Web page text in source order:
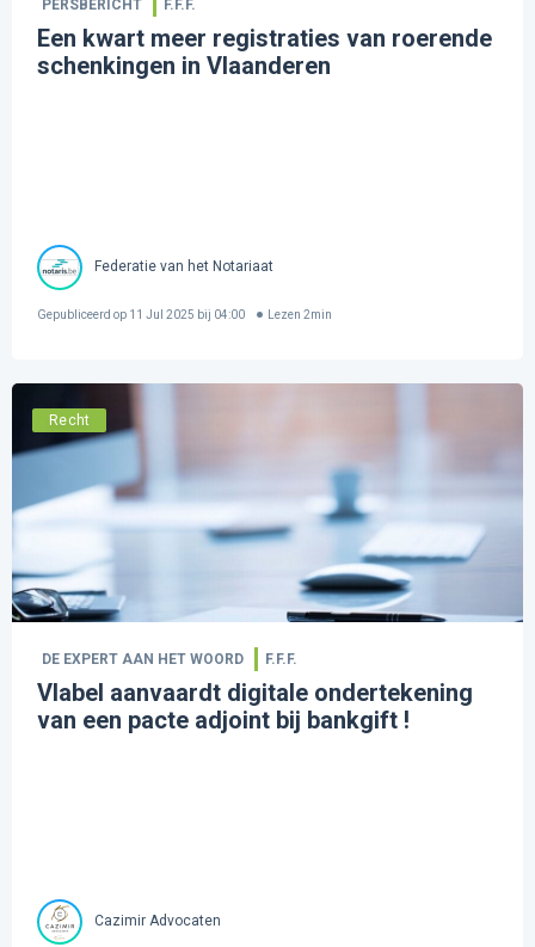
PERSBERICHT F.F.F.
Een kwart meer registraties van roerende
schenkingen in Vlaanderen
Federatie van het Notariaat
Gepubliceerd op 11 Jul 2025 bij 04:00 Lezen 2min
Recht
DE EXPERT AAN HET WOORD F.F.F.
Vlabel aanvaardt digitale ondertekening
van een pacte adjoint bij bankgift !
Cazimir Advocaten